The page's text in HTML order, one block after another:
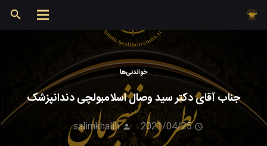
جناب آقای دکتر سید وصال اسلامبولچی دندانپزشک
2021/04/25
salimkhalili
خواندنی‌ها